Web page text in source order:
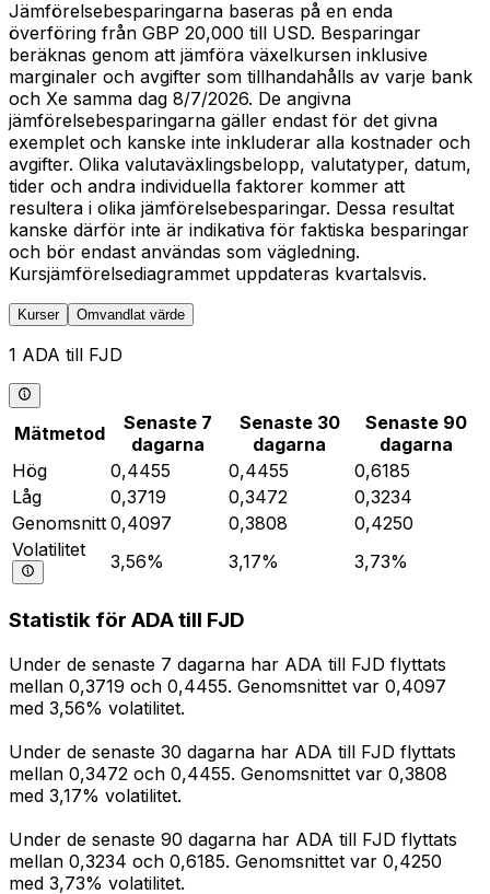
Jämförelsebesparingarna baseras på en enda
överföring från GBP 20,000 till USD. Besparingar
beräknas genom att jämföra växelkursen inklusive
marginaler och avgifter som tillhandahålls av varje bank
och Xe samma dag 8/7/2026. De angivna
jämförelsebesparingarna gäller endast för det givna
exemplet och kanske inte inkluderar alla kostnader och
avgifter. Olika valutaväxlingsbelopp, valutatyper, datum,
tider och andra individuella faktorer kommer att
resultera i olika jämförelsebesparingar. Dessa resultat
kanske därför inte är indikativa för faktiska besparingar
och bör endast användas som vägledning.
Kursjämförelsediagrammet uppdateras kvartalsvis.
Kurser Omvandlat värde
1 ADA till FJD
Mätmetod
Senaste 7
dagarna
Senaste 30
dagarna
Senaste 90
dagarna
Hög
0,4455 0,4455
0,6185
Låg
0,3719 0,3472
0,3234
Genomsnitt 0,4097 0,3808
0,4250
Volatilitet
3,56% 3,17% 3,73%
Statistik för ADA till FJD
Under de senaste 7 dagarna har ADA till FJD flyttats
mellan 0,3719 och 0,4455. Genomsnittet var 0,4097
med 3,56% volatilitet.
Under de senaste 30 dagarna har ADA till FJD flyttats
mellan 0,3472 och 0,4455. Genomsnittet var 0,3808
med 3,17% volatilitet.
Under de senaste 90 dagarna har ADA till FJD flyttats
mellan 0,3234 och 0,6185. Genomsnittet var 0,4250
med 3,73% volatilitet.